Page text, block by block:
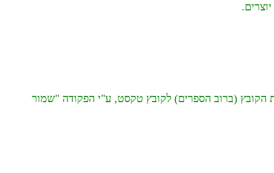
(ברוב הספרים) לקובץ טקסט, ע"י הפקודה "שמור